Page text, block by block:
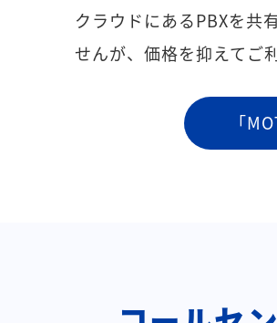
クラウドにあるPBXを共
せんが、価格を抑えてご
「